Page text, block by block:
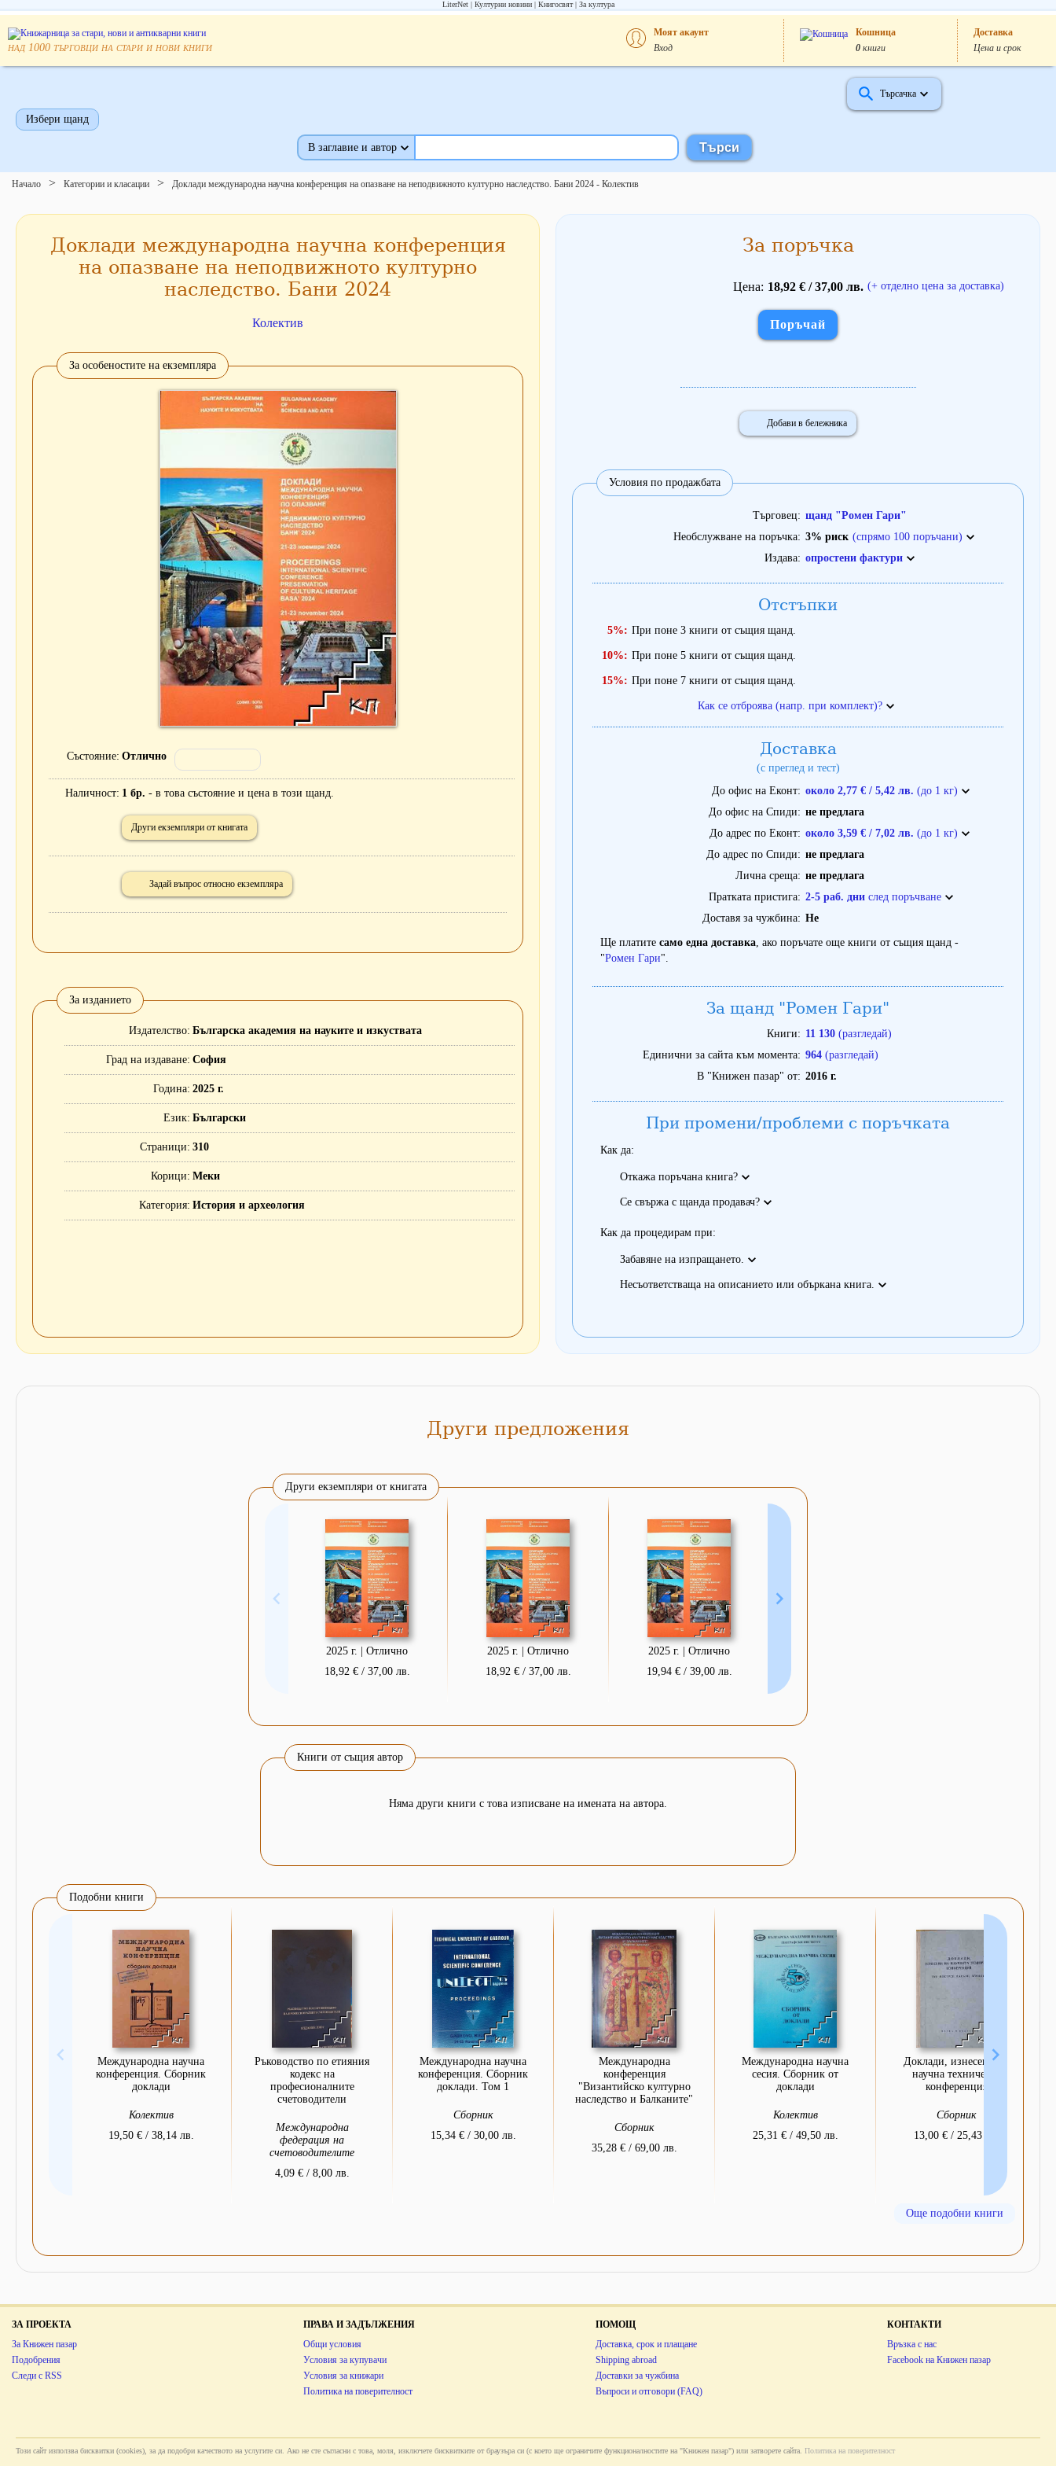
LiterNet Културни новини Книгосвят За култура
над 1000 търговци на стари и нови книги
Моят акаунт
Вход
Кошница
0 книги
Доставка
Цена и срок
Избери щанд
Търсачка
В заглавие и автор
Начало Категории и класации Доклади международна научна конференция на опазване на неподвижното културно наследство. Бани 2024 - Колектив
Доклади международна научна конференция
на опазване на неподвижното културно
наследство. Бани 2024
Колектив
За особеностите на екземпляра
Състояние Отлично
Наличност 1 бр. - в това състояние и цена в този щанд.
Други екземпляри от книгата
Задай въпрос относно екземпляра
За изданието
Издателство Българска академия на науките и изкуствата
Град на издаване София
Година 2025 г.
Език Български
Страници 310
Корици Меки
Категория История и археология
За поръчка
Цена 18,92 € / 37,00 лв. (+ отделно цена за доставка)
Поръчай
Добави в бележника
Условия по продажбата
Търговец
щанд "Ромен Гари"
Необслужване на поръчка
3% риск (спрямо 100 поръчани)
Издава
опростени фактури
Отстъпки
5%: При поне 3 книги от същия щанд.
10%: При поне 5 книги от същия щанд.
15%: При поне 7 книги от същия щанд.
Как се отброява (напр. при комплект)?
Доставка
(с преглед и тест)
До офис на Еконт
около 2,77 € / 5,42 лв. (до 1 кг)
До офис на Спиди
не предлага
До адрес по Еконт
около 3,59 € / 7,02 лв. (до 1 кг)
До адрес по Спиди
не предлага
Лична среща
не предлага
Пратката пристига
2-5 раб. дни след поръчване
Доставя за чужбина
Не
Ще платите само една доставка, ако поръчате още книги от същия щанд -
"Ромен Гари".
За щанд "Ромен Гари"
Книги 11 130(разгледай)
Единични за сайта към момента
964(разгледай)
В "Книжен пазар" от
2016 г.
При промени/проблеми с поръчката
Как да:
Откажа поръчана книга?
Се свържа с щанда продавач?
Как да процедирам при:
Забавяне на изпращането.
Несъответстваща на описанието или объркана книга.
Други предложения
Други екземпляри от книгата
2025 г. | Отлично
18,92 € / 37,00 лв.
2025 г. | Отлично
18,92 € / 37,00 лв.
2025 г. | Отлично
19,94 € / 39,00 лв.
Книги от същия автор
Няма други книги с това изписване на имената на автора.
Подобни книги
Международна научна
конференция. Сборник
доклади
Колектив
19,50 € / 38,14 лв.
Ръководство по етияния
кодекс на
професионалните
счетоводители
Международна
федерация на
счетоводителите
4,09 € / 8,00 лв.
Международна научна
конференция. Сборник
доклади. Том 1
Сборник
15,34 € / 30,00 лв.
Международна
конференция
"Византийско културно
наследство и Балканите"
Сборник
35,28 € / 69,00 лв.
Международна научна
сесия. Сборник от
доклади
Колектив
25,31 € / 49,50 лв.
Доклади, изнесени на
научна техническа
конференция
Сборник
13,00 € / 25,43 лв.
Още подобни книги
ЗА ПРОЕКТА
За Книжен пазар
Подобрения
Следи с RSS
ПРАВА И ЗАДЪЛЖЕНИЯ
Общи условия
Условия за купувачи
Условия за книжари
Политика на поверителност
ПОМОЩ
Доставка, срок и плащане
Shipping abroad
Доставки за чужбина
Въпроси и отговори (FAQ)
КОНТАКТИ
Връзка с нас
Facebook на Книжен пазар
Този сайт използва бисквитки (cookies), за да подобри качеството на услугите си. Ако не сте съгласни с това, моля, изключете бисквитките от браузъра си (с което ще ограничите функционалностите на "Книжен пазар") или затворете сайта. Политика на поверителност